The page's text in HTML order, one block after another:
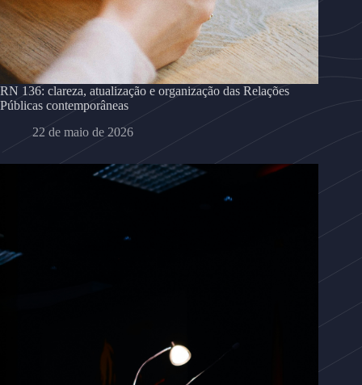
RN 136: clareza, atualização e organização das Relações
Públicas contemporâneas
22 de maio de 2026